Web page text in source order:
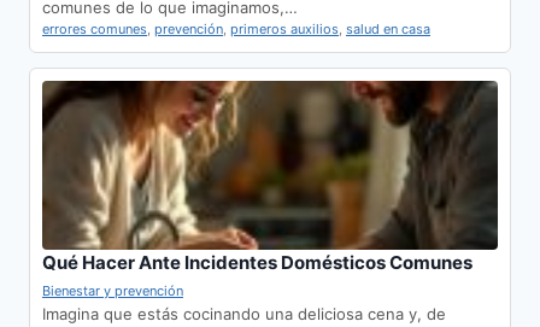
comunes de lo que imaginamos,…
errores comunes, prevención, primeros auxilios, salud en casa
Qué Hacer Ante Incidentes Domésticos Comunes
Bienestar y prevención
Imagina que estás cocinando una deliciosa cena y, de